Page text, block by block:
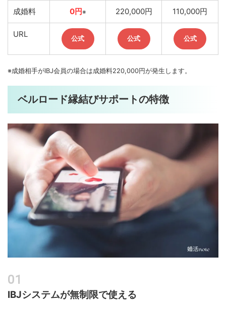
成婚料 0円※ 220,000円 110,000円
URL 公式 公式 公式
※成婚相手がIBJ会員の場合は成婚料220,000円が発生します。
ベルロード縁結びサポートの特徴
IBJシステムが無制限で使える